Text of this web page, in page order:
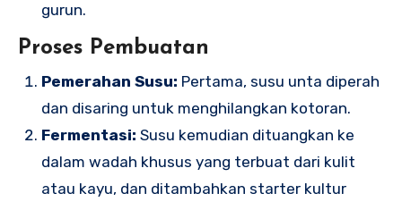
gurun.
Proses Pembuatan
Pemerahan Susu: Pertama, susu unta diperah
dan disaring untuk menghilangkan kotoran.
Fermentasi: Susu kemudian dituangkan ke
dalam wadah khusus yang terbuat dari kulit
atau kayu, dan ditambahkan starter kultur